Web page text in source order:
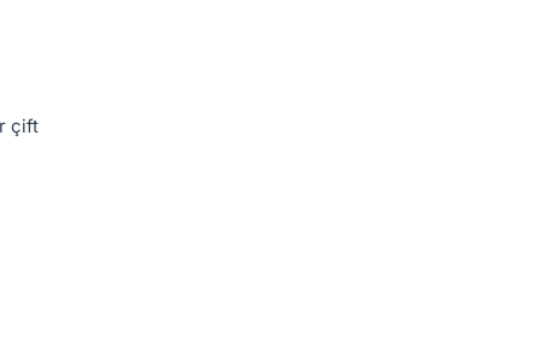
çift